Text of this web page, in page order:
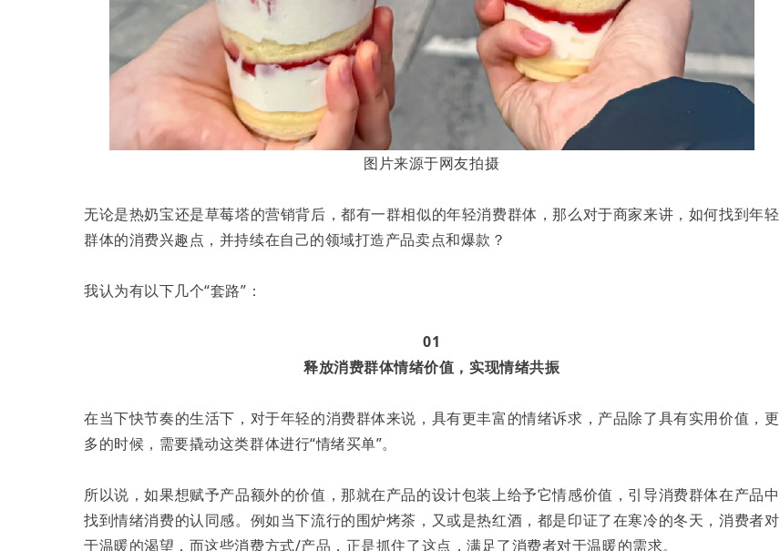
图片来源于网友拍摄
无论是热奶宝还是草莓塔的营销背后，都有一群相似的年轻消费群体，那么对于商家来讲，如何找到年轻
群体的消费兴趣点，并持续在自己的领域打造产品卖点和爆款？
我认为有以下几个“套路”：
01
释放消费群体情绪价值，实现情绪共振
在当下快节奏的生活下，对于年轻的消费群体来说，具有更丰富的情绪诉求，产品除了具有实用价值，更
多的时候，需要撬动这类群体进行“情绪买单”。
所以说，如果想赋予产品额外的价值，那就在产品的设计包装上给予它情感价值，引导消费群体在产品中
找到情绪消费的认同感。例如当下流行的围炉烤茶，又或是热红酒，都是印证了在寒冷的冬天，消费者对
于温暖的渴望，而这些消费方式/产品，正是抓住了这点，满足了消费者对于温暖的需求。